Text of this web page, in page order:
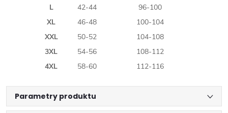
L
42-44
96-100
XL
46-48
100-104
XXL
50-52
104-108
3XL
54-56
108-112
4XL
58-60 112-116
Parametry produktu